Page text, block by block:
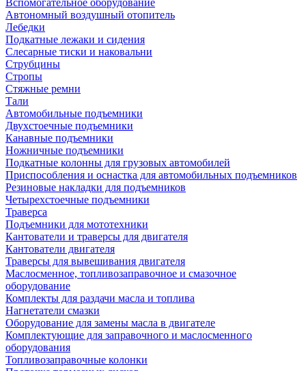
Вспомогательное оборудование
Автономный воздушный отопитель
Лебедки
Подкатные лежаки и сидения
Слесарные тиски и наковальни
Струбцины
Стропы
Стяжные ремни
Тали
Автомобильные подъемники
Двухстоечные подъемники
Канавные подъемники
Ножничные подъемники
Подкатные колонны для грузовых автомобилей
Приспособления и оснастка для автомобильных подъемников
Резиновые накладки для подъемников
Четырехстоечные подъемники
Траверса
Подъемники для мототехники
Кантователи и траверсы для двигателя
Кантователи двигателя
Траверсы для вывешивания двигателя
Маслосменное, топливозаправочное и смазочное
оборудование
Комплекты для раздачи масла и топлива
Нагнетатели смазки
Оборудование для замены масла в двигателе
Комплектующие для заправочного и маслосменного
оборудования
Топливозаправочные колонки